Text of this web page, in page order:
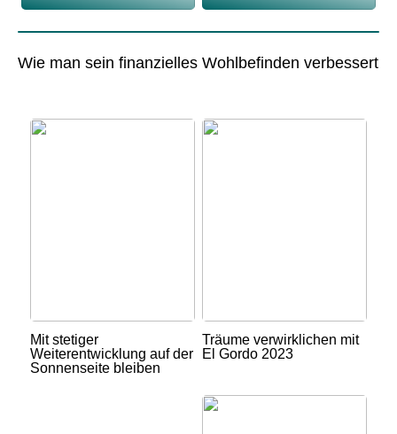
Wie man sein finanzielles Wohlbefinden verbessert
Mit stetiger
Weiterentwicklung auf der
Sonnenseite bleiben
Träume verwirklichen mit
El Gordo 2023